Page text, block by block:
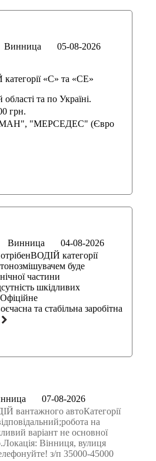
Винница
05-08-2026
«С» та «СЕ»
та по Україні.
грн.
"МЕРСЕДЕС" (Євро
Винница
04-08-2026
категорії
буде
частини
шкідливих
та стабільна заробітна
07-08-2026
вантажного автоКатегорії
на
варіант не основної
Вінниця, вулиця
з/п 35000-45000